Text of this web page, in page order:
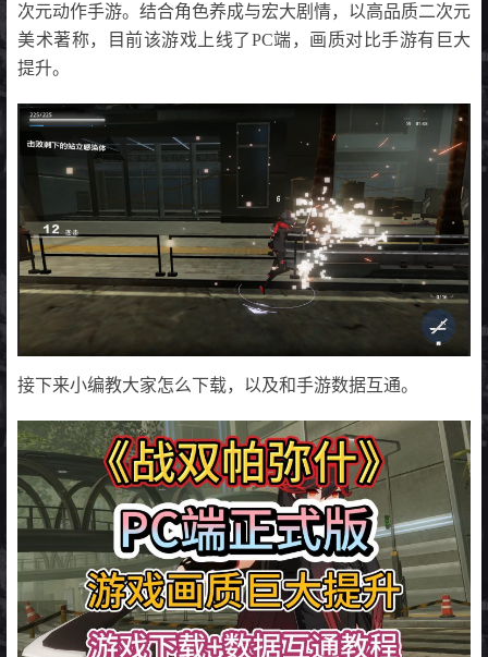
次元动作手游。结合角色养成与宏大剧情，以高品质二次元
美术著称，目前该游戏上线了PC端，画质对比手游有巨大
提升。
接下来小编教大家怎么下载，以及和手游数据互通。